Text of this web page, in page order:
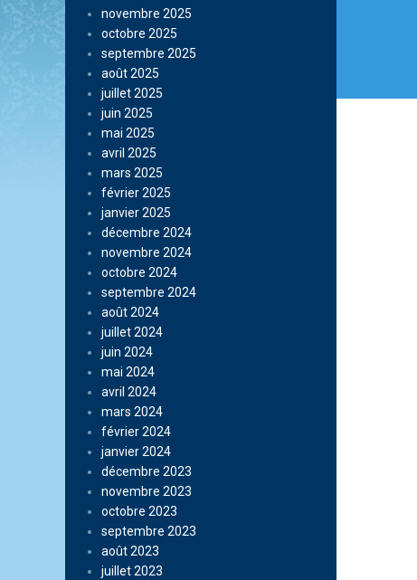
novembre 2025
octobre 2025
septembre 2025
août 2025
juillet 2025
juin 2025
mai 2025
avril 2025
mars 2025
février 2025
janvier 2025
décembre 2024
novembre 2024
octobre 2024
septembre 2024
août 2024
juillet 2024
juin 2024
mai 2024
avril 2024
mars 2024
février 2024
janvier 2024
décembre 2023
novembre 2023
octobre 2023
septembre 2023
août 2023
juillet 2023